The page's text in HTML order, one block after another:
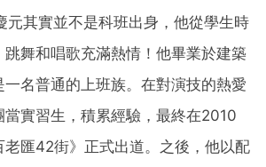
元其實並不是科班出身，他從學生時
舞和唱歌充滿熱情！他畢業於建築
名普通的上班族。在對演技的熱愛
當實習生，積累經驗，最終在2010
老匯42街》正式出道。之後，他以配